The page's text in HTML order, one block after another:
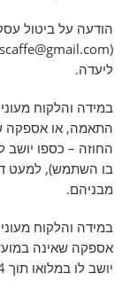
הודעה על ביטול
(
ליעדה.
במידה והלקוח
התאמה, או אספקה
מבניהם.
במידה והלקוח
אספקה שאינה
יושב לו במלואו תוך 14 יום מקבלת המוצר.